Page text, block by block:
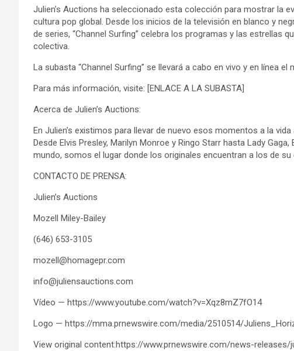
Julien’s Auctions ha seleccionado esta colección para mostrar la
cultura pop global. Desde los inicios de la televisión en blanco y
de series, “Channel Surfing” celebra los programas y las estrellas
colectiva.
La subasta “Channel Surfing” se llevará a cabo en vivo y en línea
Para más información, visite: [ENLACE A LA SUBASTA]
Acerca de Julien’s Auctions:
En Julien’s existimos para llevar de nuevo esos momentos a la
Desde Elvis Presley, Marilyn Monroe y Ringo Starr hasta Lady
mundo, somos el lugar donde los originales encuentran a los de su
CONTACTO DE PRENSA:
Julien’s Auctions
Mozell Miley-Bailey
(646) 653-3105
mozell@homagepr.com
info@juliensauctions.com
Vídeo — https://www.youtube.com/watch?v=Xqz8mZ7fO14
Logo — https://mma.prnewswire.com/media/2510514/
View original content:https://www.prnewswire.com/news-